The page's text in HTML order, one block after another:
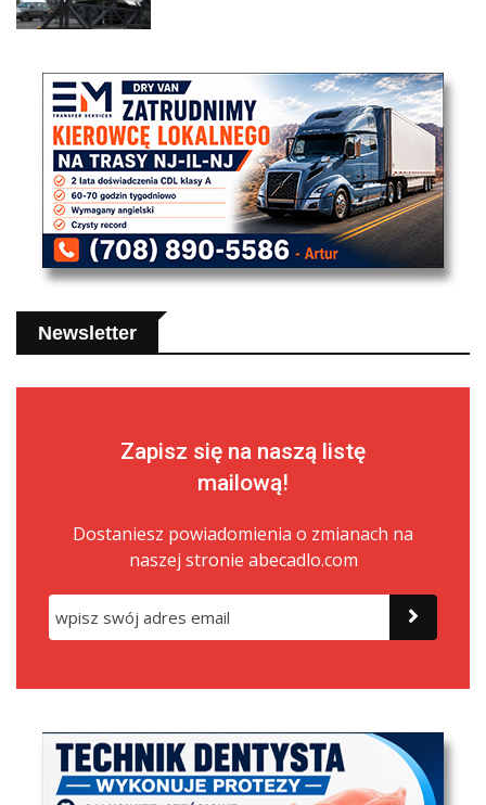
Newsletter
Zapisz się na naszą listę
mailową!
Dostaniesz powiadomienia o zmianach na
naszej stronie abecadlo.com